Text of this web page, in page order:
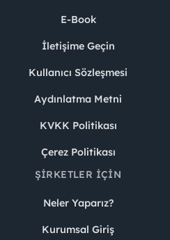
E-Book
İletişime Geçin
Kullanıcı Sözleşmesi
Aydınlatma Metni
KVKK Politikası
Çerez Politikası
ŞIRKETLER İÇIN
Neler Yaparız?
Kurumsal Giriş